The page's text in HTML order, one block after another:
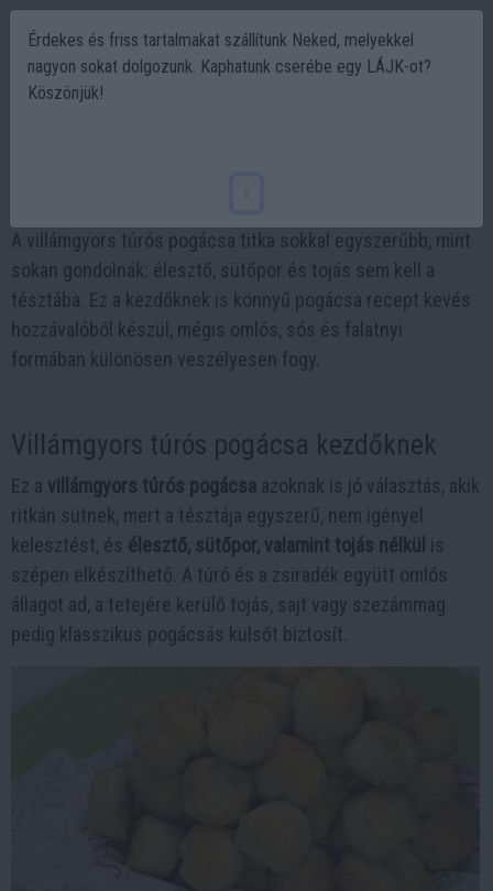
A villámgyors túrós pogácsa titka sokkal egyszerűbb, mint
sokan gondolnák: élesztő, sütőpor és tojás sem kell a
tésztába. Ez a kezdőknek is könnyű pogácsa recept kevés
hozzávalóból készül, mégis omlós, sós és falatnyi
formában különösen veszélyesen fogy.
Villámgyors túrós pogácsa kezdőknek
Ez a villámgyors túrós pogácsa azoknak is jó választás, akik
ritkán sütnek, mert a tésztája egyszerű, nem igényel
kelesztést, és élesztő, sütőpor, valamint tojás nélkül is
szépen elkészíthető. A túró és a zsiradék együtt omlós
állagot ad, a tetejére kerülő tojás, sajt vagy szezámmag
pedig klasszikus pogácsás külsőt biztosít.
Érdekes és friss tartalmakat szállítunk Neked, melyekkel
nagyon sokat dolgozunk. Kaphatunk cserébe egy LÁJK-ot?
Köszönjük!